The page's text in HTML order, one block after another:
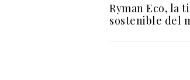
Ryman Eco, la
sostenible del